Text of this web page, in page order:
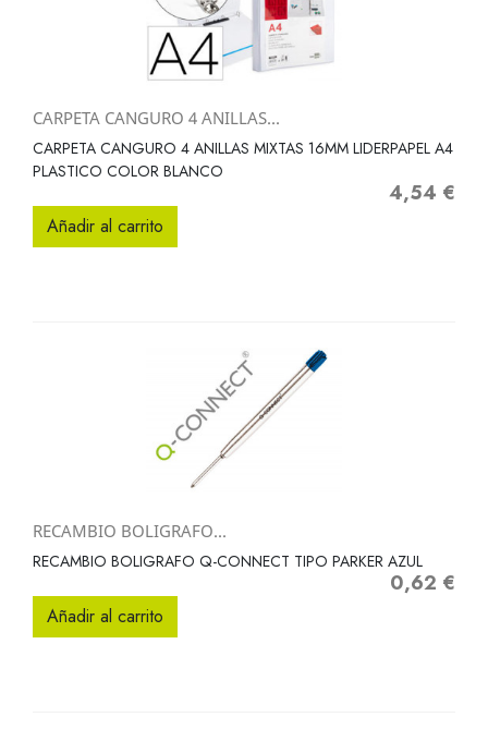
CARPETA CANGURO 4 ANILLAS...
CARPETA CANGURO 4 ANILLAS MIXTAS 16MM LIDERPAPEL A4
PLASTICO COLOR BLANCO
Precio
4,54 €
Añadir al carrito
RECAMBIO BOLIGRAFO...
RECAMBIO BOLIGRAFO Q-CONNECT TIPO PARKER AZUL
Precio
0,62 €
Añadir al carrito